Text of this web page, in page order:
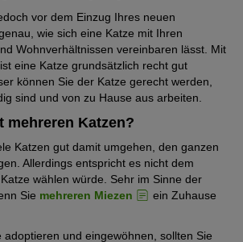
vor dem Einzug Ihres neuen
wie sich eine Katze mit Ihren
Wohnverhältnissen vereinbaren lässt. Mit
eine Katze grundsätzlich recht gut
können Sie der Katze gerecht werden,
sind und von zu Hause aus arbeiten.
mehreren Katzen?
Katzen gut damit umgehen, den ganzen
Allerdings entspricht es nicht dem
wählen würde. Sehr im Sinne der
Sie mehreren Miezen
ein Zuhause
adoptieren und eingewöhnen, sollten Sie